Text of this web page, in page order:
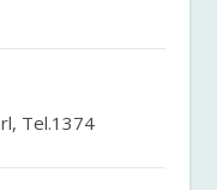
Tel.1374